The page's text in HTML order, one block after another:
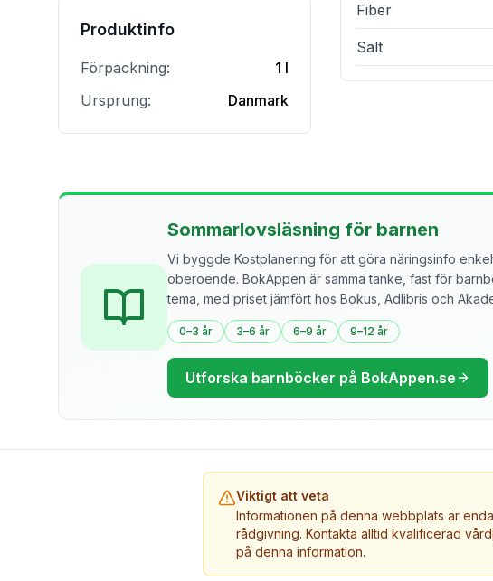
Produktinfo
Förpackning:
1 l
Ursprung:
Danmark
Fiber
Salt
Sommarlovsläsning för barnen
Vi byggde Kostplanering för att göra näringsinfo
oberoende. BokAppen är samma tanke, fast för
tema, med priset jämfört hos Bokus, Adlibris och
0–3 år 3–6 år 6–9 år 9–12 år
Utforska barnböcker på BokAppen.se
Viktigt att veta
Informationen på denna webbplats är
rådgivning. Kontakta alltid kvalificerad
på denna information.